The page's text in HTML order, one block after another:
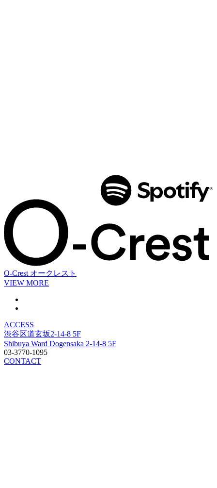
O-Crest オークレスト
VIEW MORE
ACCESS
渋谷区道玄坂2-14-8 5F
Shibuya Ward Dogensaka 2-14-8 5F
03-3770-1095
CONTACT